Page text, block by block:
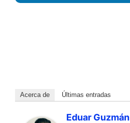
Acerca de Últimas entradas
Eduar Guzmán